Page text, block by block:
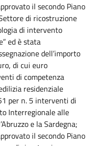
il secondo Piano
di ricostruzione
di intervento
ed è stata
dell’importo
di cui euro
di competenza
residenziale
per n. 5 interventi di
Interregionale alle
e la Sardegna;
il secondo Piano